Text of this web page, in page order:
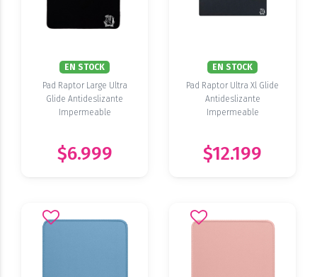
EN STOCK
Pad Raptor Large Ultra
Glide Antideslizante
Impermeable
$6.999
EN STOCK
Pad Raptor Ultra Xl Glide
Antideslizante
Impermeable
$12.199